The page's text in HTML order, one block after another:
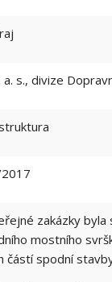
a. s., divize
zakázky
mostního
částí spodní